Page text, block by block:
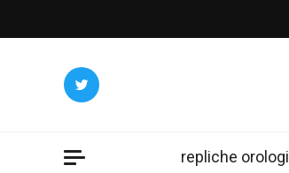
to
repliche orologi